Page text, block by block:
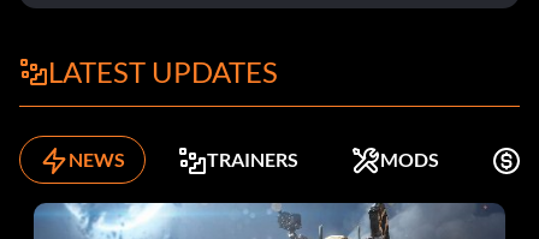
LATEST UPDATES
NEWS TRAINERS MODS